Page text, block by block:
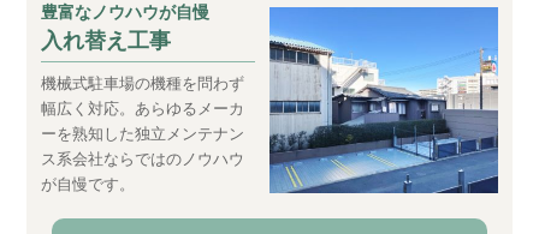
豊富なノウハウが自慢
入れ替え工事
機械式駐車場の機種を問わず
幅広く対応。あらゆるメーカ
ーを熟知した独立メンテナン
ス系会社ならではのノウハウ
が自慢です。